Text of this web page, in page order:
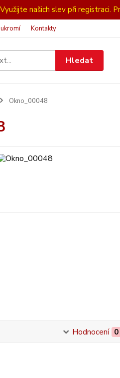
našich slev při registraci.
Kontakty
Hledat
Okno_00048
Hodnocení 0